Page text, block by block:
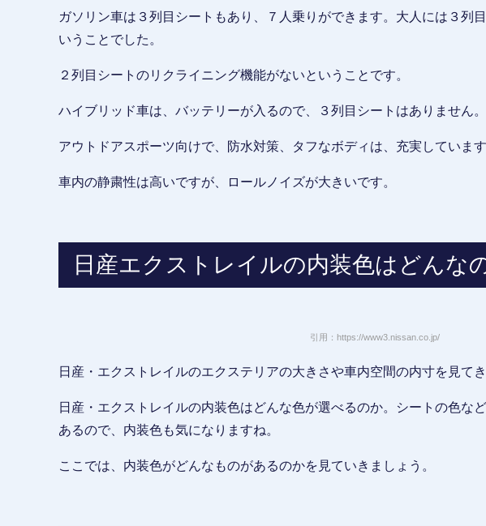
ガソリン車は３列目シートもあり、７人乗りができます。大人には３列
いうことでした。
２列目シートのリクライニング機能がないということです。
ハイブリッド車は、バッテリーが入るので、３列目シートはありません。
アウトドアスポーツ向けで、防水対策、タフなボディは、充実しています
車内の静粛性は高いですが、ロールノイズが大きいです。
日産エクストレイルの内装色はどんな
引用：https://www3.nissan.co.jp/
日産・エクストレイルのエクステリアの大きさや車内空間の内寸を見てき
日産・エクストレイルの内装色はどんな色が選べるのか。シートの色な
あるので、内装色も気になりますね。
ここでは、内装色がどんなものがあるのかを見ていきましょう。